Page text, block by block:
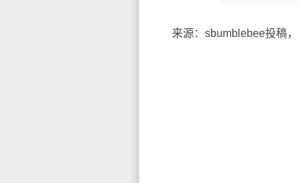
来源：sbumblebee投稿，